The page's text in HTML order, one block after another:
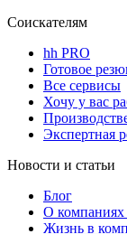
Соискателям
hh PRO
Готовое
Все сервисы
Хочу у вас
Экспертная
Новости и статьи
Блог
О компаниях
Жизнь в